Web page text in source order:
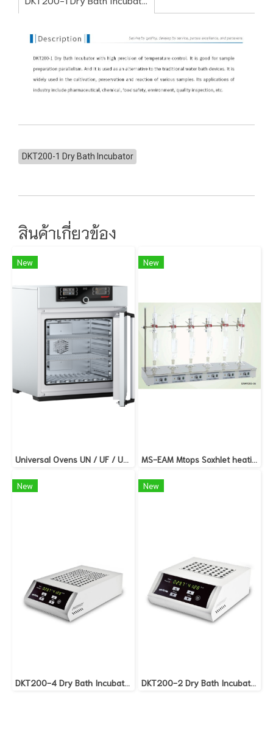
DKT200-1 Dry Bath Incubator
สินค้าเกี่ยวข้อง
New
Universal Ovens UN / UF / UNplus / UFplus
New
MS-EAM Mtops Soxhlet heating mantle
New
DKT200-4 Dry Bath Incubator DKT200-4 Dry Bath Incubator
New
DKT200-2 Dry Bath Incubator